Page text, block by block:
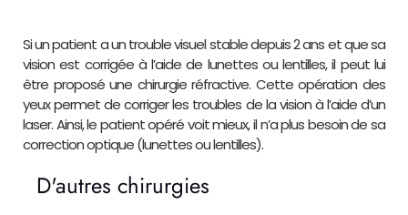
Si un patient a un trouble visuel stable depuis 2 ans et que sa
vision est corrigée à l’aide de lunettes ou lentilles, il peut lui
être proposé une chirurgie réfractive. Cette opération des
yeux permet de corriger les troubles de la vision à l’aide d’un
laser. Ainsi, le patient opéré voit mieux, il n’a plus besoin de sa
correction optique (lunettes ou lentilles).
D'autres chirurgies